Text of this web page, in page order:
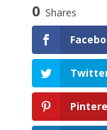
0 Shares